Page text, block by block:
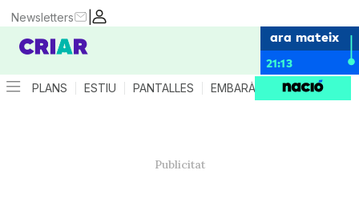
|
Newsletters
ara mateix
21:13
PLANS ESTIU PANTALLES EMBARÀS CRIANÇA